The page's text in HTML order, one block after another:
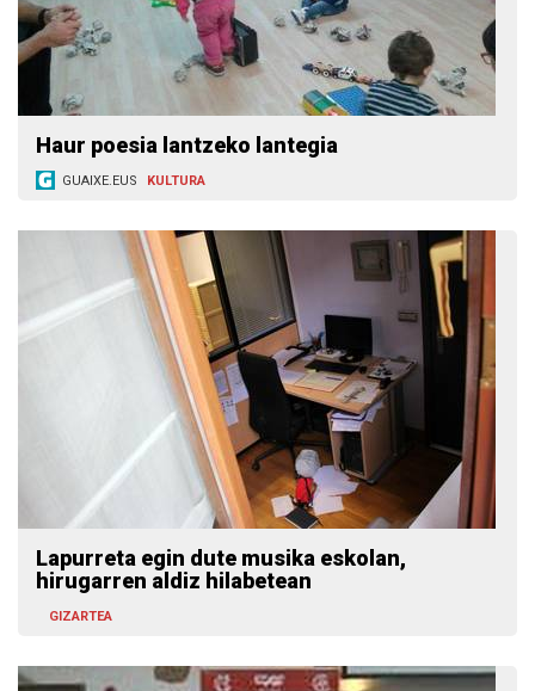
Haur poesia lantzeko lantegia
GUAIXE.EUS KULTURA
Lapurreta egin dute musika eskolan,
hirugarren aldiz hilabetean
GIZARTEA